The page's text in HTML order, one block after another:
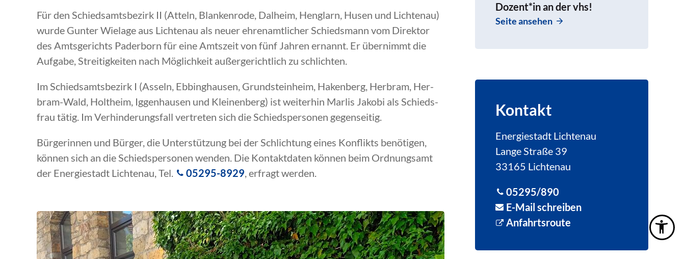
Für den Schiedsamtsbezirk II (Atteln, Blankenrode, Dalheim, Henglarn, Husen und Lichtenau)
wurde Gunter Wielage aus Lichtenau als neuer ehrenamtlicher Schiedsmann vom Direktor
des Amtsgerichts Paderborn für eine Amtszeit von fünf Jahren ernannt. Er übernimmt die
Aufgabe, Streitigkeiten nach Möglichkeit außergerichtlich zu schlichten.
Im Schiedsamtsbezirk I (Asseln, Ebbinghausen, Grundsteinheim, Hakenberg, Herbram, Her-
bram-Wald, Holtheim, Iggenhausen und Kleinenberg) ist weiterhin Marlis Jakobi als Schieds-
frau tätig. Im Verhinderungsfall vertreten sich die Schiedspersonen gegenseitig.
Bürgerinnen und Bürger, die Unterstützung bei der Schlichtung eines Konflikts benötigen,
können sich an die Schiedspersonen wenden. Die Kontaktdaten können beim Ordnungsamt
der Energiestadt Lichtenau, Tel.
05295-8929, erfragt werden.
Dozent*in an der vhs!
Seite ansehen
Kontakt
Energiestadt Lichtenau
Lange Straße 39
33165 Lichtenau
05295/890
E-Mail schreiben
Anfahrtsroute